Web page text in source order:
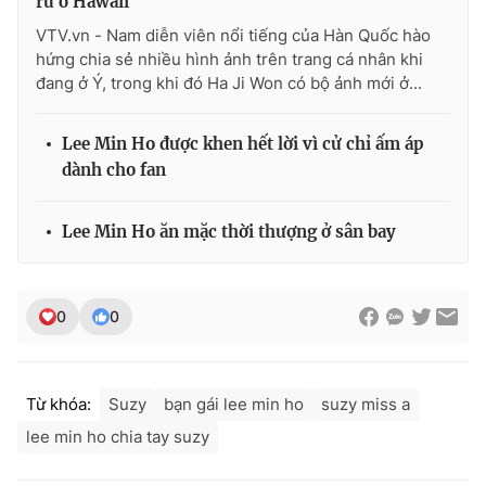
Giấy phép hoạt động báo in và báo điện tử số 483/GP-BTTTT
Phó Tổng Biên tập:
Nguyễn Thị Mỹ Hạnh, Phạm Quốc Thắng,
Nguyễn Trọng Ninh
VTV.vn - Nam diễn viên nổi tiếng của Hàn Quốc hào
hứng chia sẻ nhiều hình ảnh trên trang cá nhân khi
đang ở Ý, trong khi đó Ha Ji Won có bộ ảnh mới ở...
Lee Min Ho được khen hết lời vì cử chỉ ấm áp
dành cho fan
Lee Min Ho ăn mặc thời thượng ở sân bay
0 0
Từ khóa: Suzy bạn gái lee min ho
suzy miss a
lee min ho chia tay suzy